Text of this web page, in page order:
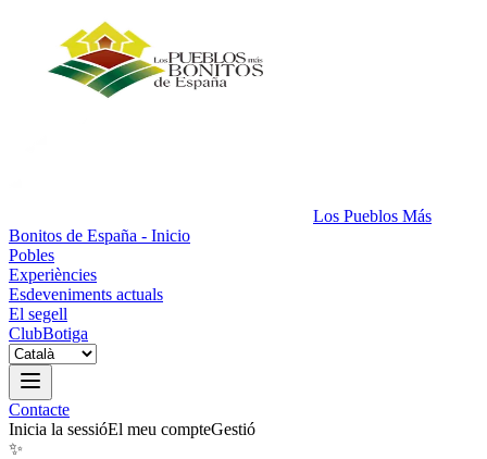
Los Pueblos Más
Bonitos de España - Inicio
Pobles
Experiències
Esdeveniments actuals
El segell
ClubBotiga
Contacte
Inicia la sessióEl meu compteGestió
✨